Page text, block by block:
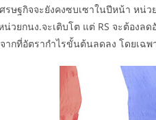
รษฐกิจจะยังคงซบเซาในปีหน้า ห
วยกนง.จะเติบโต แต่ RS จะต้องล
จากที่อัตรากำไรขั้นต้นลดลง โดยเฉพ